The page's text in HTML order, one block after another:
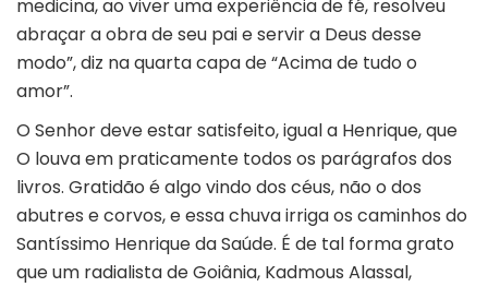
medicina, ao viver uma experiência de fé, resolveu
abraçar a obra de seu pai e servir a Deus desse
modo”, diz na quarta capa de “Acima de tudo o
amor”.
O Senhor deve estar satisfeito, igual a Henrique, que
O louva em praticamente todos os parágrafos dos
livros. Gratidão é algo vindo dos céus, não o dos
abutres e corvos, e essa chuva irriga os caminhos do
Santíssimo Henrique da Saúde. É de tal forma grato
que um radialista de Goiânia, Kadmous Alassal,